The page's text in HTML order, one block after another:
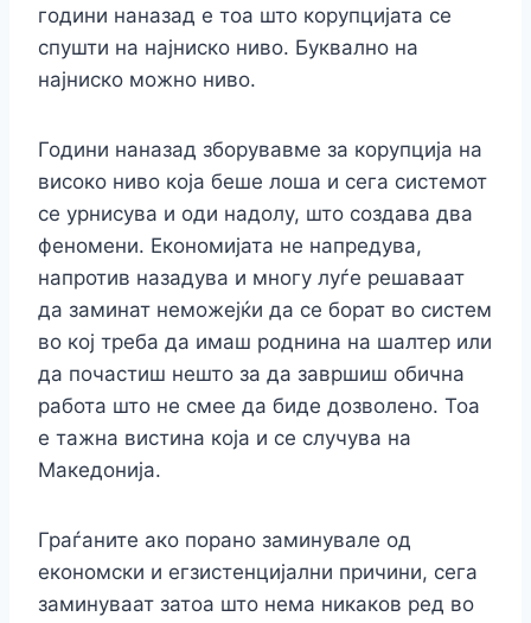
години наназад е тоа што корупцијата се
спушти на најниско ниво. Буквално на
најниско можно ниво.
Години наназад зборувавме за корупција на
високо ниво која беше лоша и сега системот
се урнисува и оди надолу, што создава два
феномени. Економијата не напредува,
напротив назадува и многу луѓе решаваат
да заминат неможејќи да се борат во систем
во кој треба да имаш роднина на шалтер или
да почастиш нешто за да завршиш обична
работа што не смее да биде дозволено. Тоа
е тажна вистина која и се случува на
Македонија.
Граѓаните ако порано заминувале од
економски и егзистенцијални причини, сега
заминуваат затоа што нема никаков ред во